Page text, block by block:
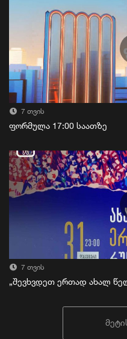
7 თვის
ფორმულა 17:00 საათზე
7 თვის
„შევხვდეთ ერთად ახალ